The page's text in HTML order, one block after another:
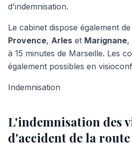
d'indemnisation.
Le cabinet dispose également
Provence, Arles et Marignane,
à 15 minutes de Marseille. Les
également possibles en
Indemnisation
L'indemnisation des
d'accident de la